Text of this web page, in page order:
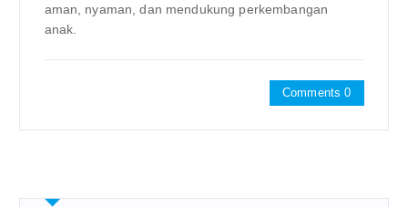
aman, nyaman, dan mendukung perkembangan
anak.
Comments 0